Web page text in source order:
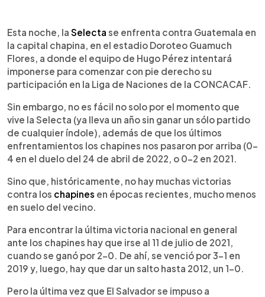
Escuchar artículo
Esta noche, la Selecta se enfrenta contra Guatemala en
la capital chapina, en el estadio Doroteo Guamuch
Flores, a donde el equipo de Hugo Pérez intentará
imponerse para comenzar con pie derecho su
participación en la Liga de Naciones de la CONCACAF.
Sin embargo, no es fácil no solo por el momento que
vive la Selecta (ya lleva un año sin ganar un sólo partido
de cualquier índole), además de que los últimos
enfrentamientos los chapines nos pasaron por arriba (0-
4 en el duelo del 24 de abril de 2022, o 0-2 en 2021.
Sino que, históricamente, no hay muchas victorias
contra los chapines en épocas recientes, mucho menos
en suelo del vecino.
Para encontrar la última victoria nacional en general
ante los chapines hay que irse al 11 de julio de 2021,
cuando se ganó por 2-0. De ahí, se venció por 3-1 en
2019 y, luego, hay que dar un salto hasta 2012, un 1-0.
Pero la última vez que El Salvador se impuso a